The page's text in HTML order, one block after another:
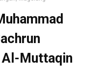
Muttaqin